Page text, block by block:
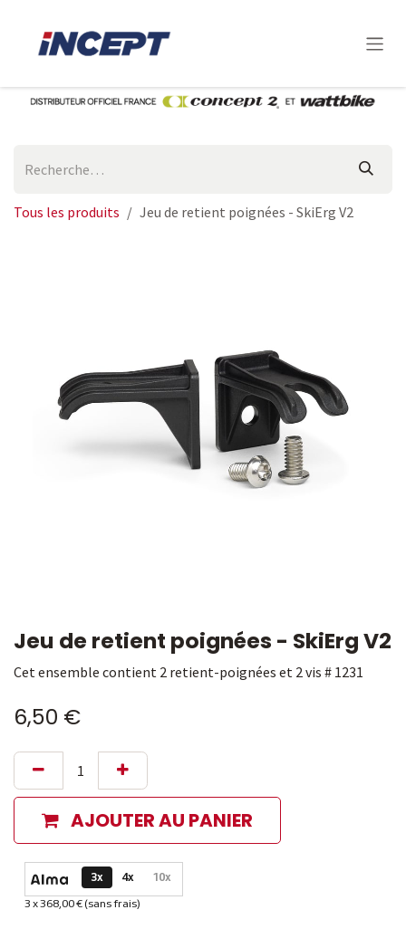
Tous les produits Jeu de retient poignées - SkiErg V2
Jeu de retient poignées - SkiErg V2
Cet ensemble contient 2 retient-poignées et 2 vis # 1231
6,50 €
AJOUTER AU PANIER
Options de paiement disponibles
3x 4x 10x
Informations sur le plan de paiement sélectionné
3 x 368,00 € (sans frais)